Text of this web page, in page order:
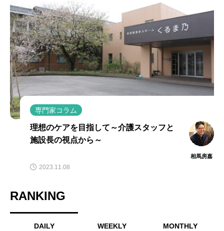
専門家コラム
理想のケアを目指して～介護スタッフと
施設長の視点から～
相馬房嘉
2023.11.08
RANKING
DAILY WEEKLY MONTHLY